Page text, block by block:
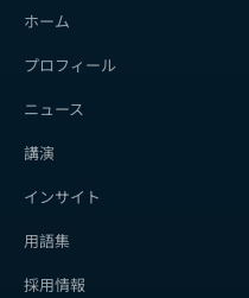
ホーム
プロフィール
ニュース
講演
インサイト
用語集
採用情報